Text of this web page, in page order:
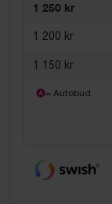
1 250 kr
1 200 kr
1 150 kr
= Autobud